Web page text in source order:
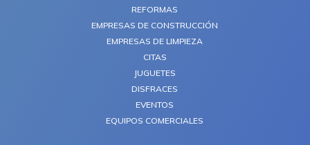
REFORMAS
EMPRESAS DE CONSTRUCCIÓN
EMPRESAS DE LIMPIEZA
CITAS
JUGUETES
DISFRACES
EVENTOS
EQUIPOS COMERCIALES